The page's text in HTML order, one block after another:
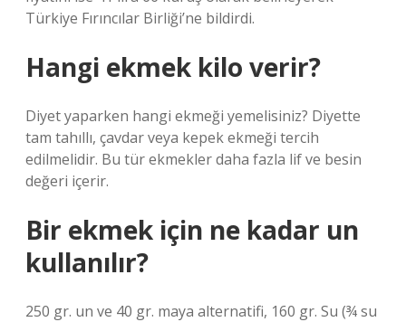
Türkiye Fırıncılar Birliği’ne bildirdi.
Hangi ekmek kilo verir?
Diyet yaparken hangi ekmeği yemelisiniz? Diyette
tam tahıllı, çavdar veya kepek ekmeği tercih
edilmelidir. Bu tür ekmekler daha fazla lif ve besin
değeri içerir.
Bir ekmek için ne kadar un
kullanılır?
250 gr. un ve 40 gr. maya alternatifi, 160 gr. Su (¾ su